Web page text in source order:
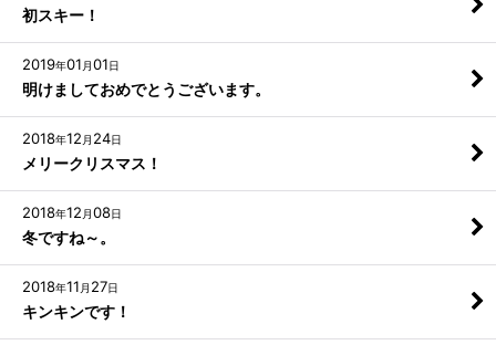
初スキー！
2019年01 月01日
明けましておめでとうございます。
2018年12 月 24日
メリークリスマス！
2018年12 月08日
冬ですね～。
2018年11 月 27日
キンキンです！